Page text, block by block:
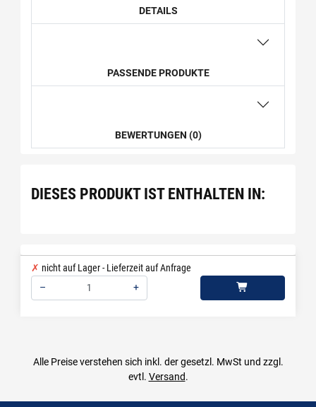
DETAILS
PASSENDE PRODUKTE
BEWERTUNGEN (0)
DIESES PRODUKT IST ENTHALTEN IN:
nicht auf Lager - Lieferzeit auf Anfrage
–
+
Alle Preise verstehen sich inkl. der gesetzl. MwSt und zzgl.
evtl. Versand.